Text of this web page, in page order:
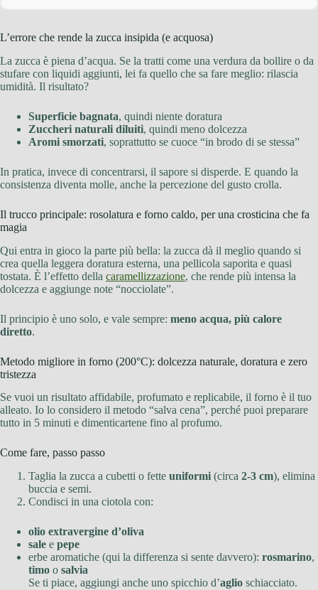
L’errore che rende la zucca insipida (e acquosa)
La zucca è piena d’acqua. Se la tratti come una verdura da bollire o da
stufare con liquidi aggiunti, lei fa quello che sa fare meglio: rilascia
umidità. Il risultato?
Superficie bagnata, quindi niente doratura
Zuccheri naturali diluiti, quindi meno dolcezza
Aromi smorzati, soprattutto se cuoce “in brodo di se stessa”
In pratica, invece di concentrarsi, il sapore si disperde. E quando la
consistenza diventa molle, anche la percezione del gusto crolla.
Il trucco principale: rosolatura e forno caldo, per una crosticina che fa
magia
Qui entra in gioco la parte più bella: la zucca dà il meglio quando si
crea quella leggera doratura esterna, una pellicola saporita e quasi
tostata. È l’effetto della caramellizzazione, che rende più intensa la
dolcezza e aggiunge note “nocciolate”.
Il principio è uno solo, e vale sempre: meno acqua, più calore
diretto.
Metodo migliore in forno (200°C): dolcezza naturale, doratura e zero
tristezza
Se vuoi un risultato affidabile, profumato e replicabile, il forno è il tuo
alleato. Io lo considero il metodo “salva cena”, perché puoi preparare
tutto in 5 minuti e dimenticartene fino al profumo.
Come fare, passo passo
Taglia la zucca a cubetti o fette uniformi (circa 2-3 cm), elimina
buccia e semi.
Condisci in una ciotola con:
olio extravergine d’oliva
sale e pepe
erbe aromatiche (qui la differenza si sente davvero): rosmarino,
timo o salvia
Se ti piace, aggiungi anche uno spicchio d’aglio schiacciato.